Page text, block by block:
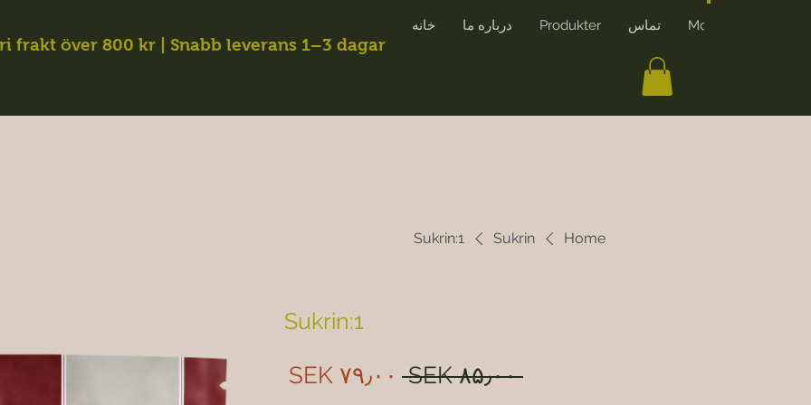
frakt över 800 kr | Snabb leverans 1–3 dagar
خانه درباره ما Produkter تماس More
Home
Sukrin
Sukrin:1
Sukrin:1
SEK ۸۵٫۰۰
Regular
SEK ۷۹٫۰۰